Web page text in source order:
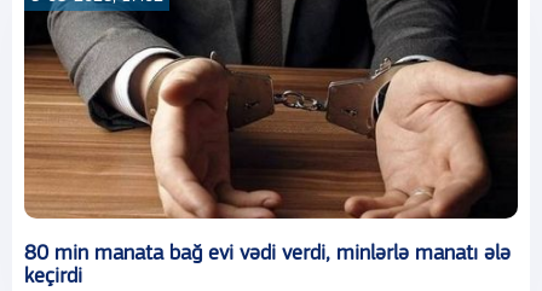
80 min manata bağ evi vədi verdi, minlərlə manatı ələ
keçirdi